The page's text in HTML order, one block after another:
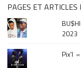
&
musique,
click
sur
le
mois
PAGES ET ARTICLES
2023
Pix’l